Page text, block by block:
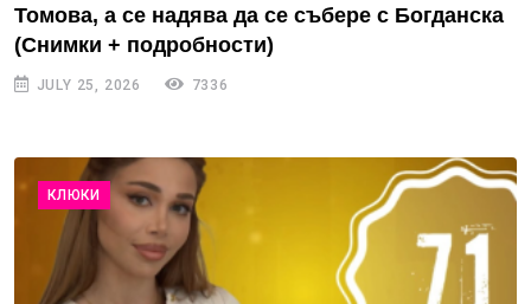
Томова, а се надява да се събере с Богданска
(Снимки + подробности)
JULY 25, 2026 7336
КЛЮКИ